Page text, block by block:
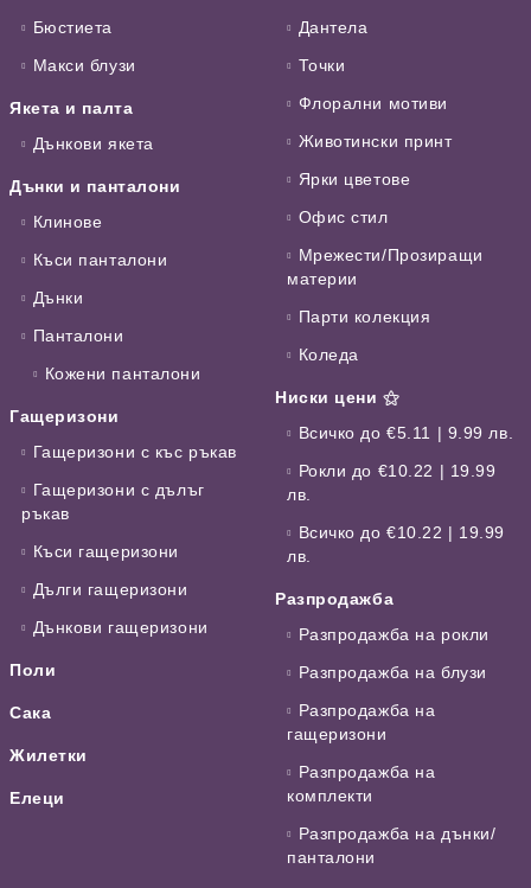
Бюстиета
Макси блузи
Якета и палта
Дънкови якета
Дънки и панталони
Клинове
Къси панталони
Дънки
Панталони
Кожени панталони
Гащеризони
Гащеризони с къс ръкав
Гащеризони с дълъг
ръкав
Къси гащеризони
Дълги гащеризони
Дънкови гащеризони
Поли
Сака
Жилетки
Елеци
Дантела
Точки
Флорални мотиви
Животински принт
Ярки цветове
Офис стил
Мрежести/Прозиращи
материи
Парти колекция
Коледа
Ниски цени ⚝
Всичко до €5.11 | 9.99 лв.
Рокли до €10.22 | 19.99
лв.
Всичко до €10.22 | 19.99
лв.
Разпродажба
Разпродажба на рокли
Разпродажба на блузи
Разпродажба на
гащеризони
Разпродажба на
комплекти
Разпродажба на дънки/
панталони